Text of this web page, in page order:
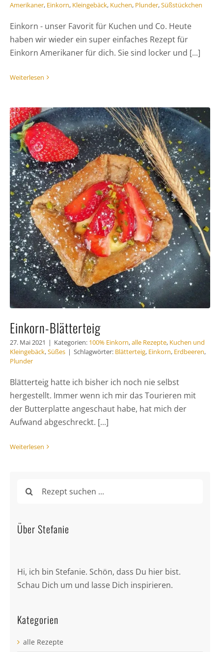
Amerikaner, Einkorn, Kleingebäck, Kuchen, Plunder,Süßstückchen
Einkorn - unser Favorit für Kuchen und Co. Heute
haben wir wieder ein super einfaches Rezept für
Einkorn Amerikaner für dich. Sie sind locker und [...]
Weiterlesen
Einkorn-Blätterteig
27. Mai 2021 | Kategorien: 100% Einkorn,alle Rezepte, Kuchen und
Kleingebäck,Süßes | Schlagwörter: Blätterteig, Einkorn, Erdbeeren,
Plunder
Blätterteig hatte ich bisher ich noch nie selbst
hergestellt. Immer wenn ich mir das Tourieren mit
der Butterplatte angeschaut habe, hat mich der
Aufwand abgeschreckt. [...]
Weiterlesen
nach:
Über Stefanie
Hi, ich bin Stefanie. Schön, dass Du hier bist.
Schau Dich um und lasse Dich inspirieren.
Kategorien
alle Rezepte